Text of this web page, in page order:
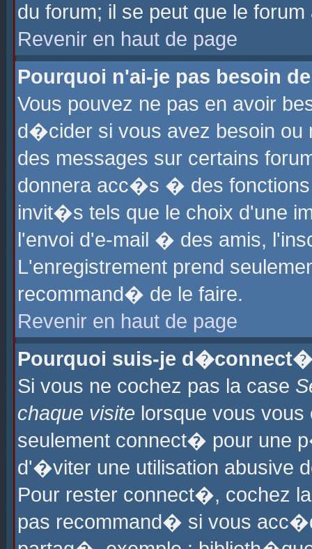
du forum; il se peut que le
Revenir en haut de page
Pourquoi n'ai-je pas besoin
Vous pouvez ne pas en avoir
d�cider si vous avez besoin ou
des messages sur certains
donnera acc�s � des fonctions
invit�s tels que le choix d'une
l'envoi d'e-mail � des amis,
L'enregistrement prend
recommand� de le faire.
Revenir en haut de page
Pourquoi suis-je
Si vous ne cochez pas la case
chaque visite lorsque vous
seulement connect� pour une
d'�viter une utilisation abusive
Pour rester connect�, cochez
pas recommand� si vous